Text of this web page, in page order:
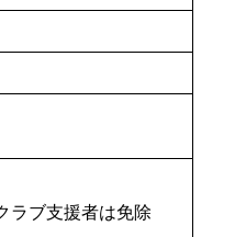
ラブ支援者は免除